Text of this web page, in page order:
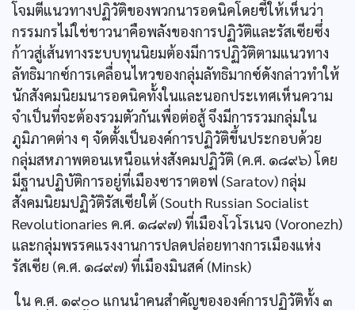
โจมตีแนวทางปฏิวัติของพวกนารอดนิคโดยชี้ให้เห็นว่า
กรรมกรไม่ใช่ชาวนาคือพลังของการปฏิวัติและรัสเซียซึ่ง
ก้าวสู่เส้นทางระบบทุนนิยมต้องมีการปฏิวัติตามแนวทาง
ลัทธิมากซ์การเคลื่อนไหวของกลุ่มลัทธิมากซ์ดังกล่าวทำให้
นักสังคมนิยมนารอดนิคทั้งในและนอกประเทศเห็นความ
จำเป็นที่จะต้องรวมตัวกันเพื่อต่อสู้ จึงมีการรวมกลุ่มใน
ภูมิภาคต่าง ๆ จัดตั้งเป็นองค์การปฏิวัติขึ้นประกอบด้วย
กลุ่มสหภาพตอนเหนือแห่งสังคมปฏิวัติ (ค.ศ. ๑๘๙๖) โดย
มีฐานปฏิบัติการอยู่ที่เมืองซาราตอฟ (Saratov) กลุ่ม
สังคมนิยมปฏิวัติรัสเซียใต้ (South Russian Socialist
Revolutionaries ค.ศ. ๑๘๙๗) ที่เมืองโวโรเนจ (Voronezh)
และกลุ่มพรรคแรงงานการปลดปล่อยทางการเมืองแห่ง
รัสเซีย (ค.ศ. ๑๘๙๗) ที่เมืองมินสค์ (Minsk)
ใน ค.ศ. ๑๙๐๐ แกนนำคนสำคัญขององค์การปฏิวัติทั้ง ๓